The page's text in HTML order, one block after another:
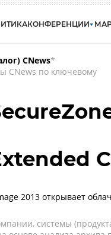
КОНФЕРЕНЦИИ
CNews*
CNews по ключевому
2013 открывает
системы